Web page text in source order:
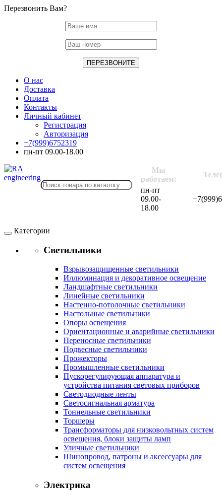
Перезвонить Вам?
О нас
Доставка
Оплата
Контакты
Личный кабинет
Регистрация
Авторизация
+7(999)6752319
пн-пт 09.00-18.00
Мы
работаем:
пн-пт
09.00-
18.00
Категории
Светильники
Взрывозащищенные светильники
Иллюминация и декоративное освещение
Ландшафтные светильники
Линейные светильники
Настенно-потолочные светильники
Настольные светильники
Опоры освещения
Ориентационные и аварийные светильники
Переносные светильники
Подвесные светильники
Прожекторы
Промышленные светильники
Пускорегулирующая аппаратура и
устройства питания световых приборов
Светодиодные ленты
Светосигнальная арматура
Тоннельные светильники
Торшеры
Трансформаторы для низковольтных систем
освещения, блоки защиты ламп
Уличные светильники
Шинопровод, патроны и аксессуары для
систем освещения
Электрика